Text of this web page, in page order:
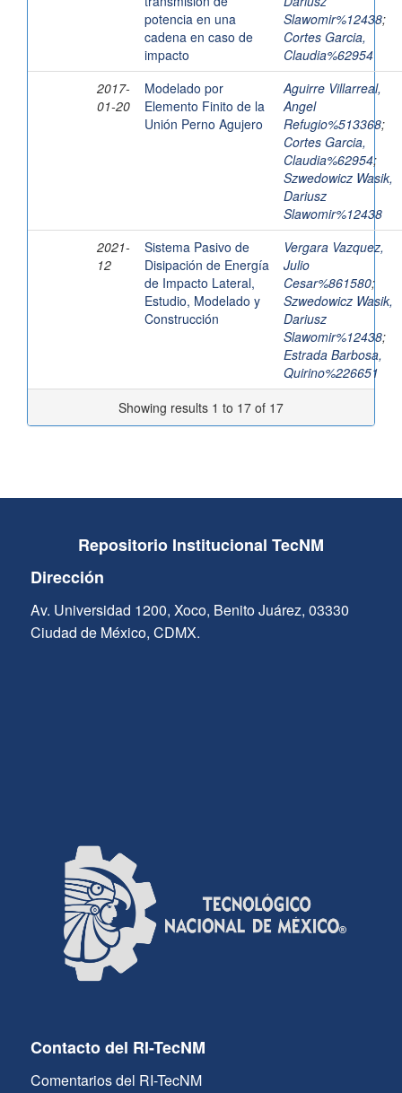
potencia en una
cadena en caso de
impacto
Slawomir%12438;
Cortes Garcia,
Claudia%62954
2017-
01-20
Modelado por
Elemento Finito de la
Unión Perno Agujero
Aguirre Villarreal,
Angel
Refugio%513368;
Cortes Garcia,
Claudia%62954;
Szwedowicz Wasik,
Dariusz
Slawomir%12438
2021-
12
Sistema Pasivo de
Disipación de Energía
de Impacto Lateral,
Estudio, Modelado y
Construcción
Vergara Vazquez,
Julio
Cesar%861580;
Szwedowicz Wasik,
Dariusz
Slawomir%12438;
Estrada Barbosa,
Quirino%226651
Showing results 1 to 17 of 17
Repositorio Institucional TecNM
Dirección
Av. Universidad 1200, Xoco, Benito Juárez, 03330
Ciudad de México, CDMX.
Contacto del RI-TecNM
Comentarios del RI-TecNM